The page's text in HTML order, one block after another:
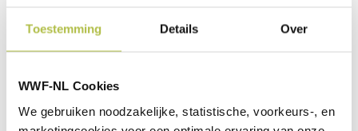
Toestemming Details Over
WWF-NL Cookies
We gebruiken noodzakelijke, statistische, voorkeurs-, en
seconds
minutes,
PERSOONLIJK CONTACT